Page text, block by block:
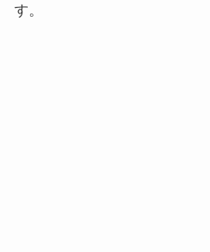
す。